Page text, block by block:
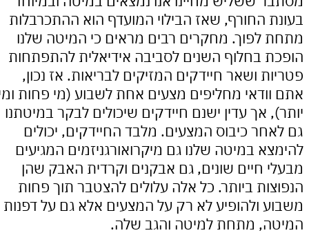
החורף, שאז הבילוי המועדף הוא ההתכרבלות
מחקרים רבים מראים כי המיטה שלנו
בחלוף השנים לסביבה אידיאלית להתפתחות
ושאר חיידקים המזיקים לבריאות. אז נכון,
מחליפים מצעים אחת לשבוע (מי פחות ומי
אך עדין ישנם חיידקים שיכולים לבקר במיטתנו
כיבוס המצעים. מלבד החיידקים, יכולים
במיטה שלנו גם מיקרואורגניזמים המגיעים
חיים שונים, גם אבקנים וקרדית האבק שהן
ביותר. כל אלה עלולים להצטבר תוך פחות
ולהופיע לא רק על המצעים אלא גם על דפנות
מתחת למיטה והגב שלה.